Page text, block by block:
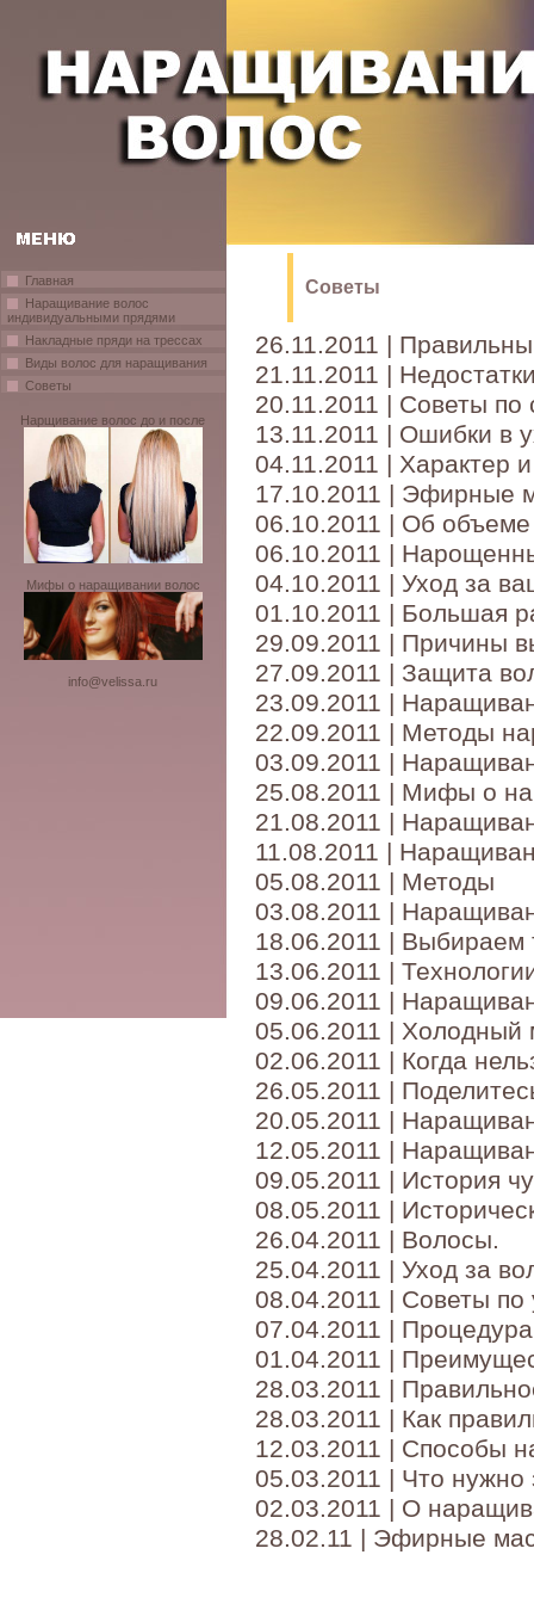
Главная
Наращивание волос
индивидуальными прядями
Накладные пряди на трессах
Виды волос для наращивания
Советы
Нарщивание волос до и после
Мифы о наращивании волос
info@velissa.ru
Советы
26.11.2011 |
21.11.2011 |
20.11.2011 | Советы
13.11.2011 | Ошибки в
04.11.2011 | Характер
17.10.2011 | Эфирные
06.10.2011 | Об объеме
06.10.2011 |
04.10.2011 | Уход за
01.10.2011 | Большая
29.09.2011 | Причины
27.09.2011 | Защита
23.09.2011 |
22.09.2011 | Методы
03.09.2011 |
25.08.2011 | Мифы о
21.08.2011 |
11.08.2011 |
05.08.2011 | Методы
03.08.2011 |
18.06.2011 |
13.06.2011 |
09.06.2011 |
05.06.2011 | Холодный
02.06.2011 | Когда
26.05.2011 |
20.05.2011 |
12.05.2011 |
09.05.2011 | История
08.05.2011 |
26.04.2011 | Волосы.
25.04.2011 | Уход за
08.04.2011 | Советы
07.04.2011 |
01.04.2011 |
28.03.2011 |
28.03.2011 | Как
12.03.2011 | Способы
05.03.2011 | Что
02.03.2011 | О
28.02.11 | Эфирные